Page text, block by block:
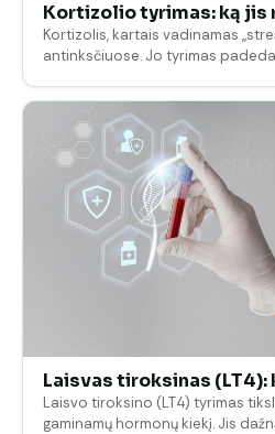
Kortizolio tyrimas: ką jis
Kortizolis, kartais vadinamas
antinksčiuose. Jo tyrimas
Laisvas tiroksinas (LT4):
Laisvo tiroksino (LT4) tyrimas
gaminamų hormonų kiekį. Jis